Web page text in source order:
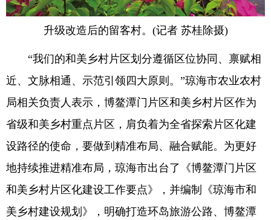
升级改造后的留客村。(记者 苏桂除摄)
“我们的和美乡村片区划分遵循区位协同、禀赋相
近、文脉相通、示范引领四大原则。”琼海市农业农村
局相关负责人表示，博鳌潭门片区和美乡村片区作为
省级和美乡村重点片区，肩负着为全省探索片区化建
设路径的使命，要做到精准布局、融合赋能。为更好
地持续推进精准布局，琼海市出台了《博鳌潭门片区
和美乡村片区化建设工作要点》，并编制《琼海市和
美乡村建设规划》，明确打造环岛旅游公路、博鳌潭